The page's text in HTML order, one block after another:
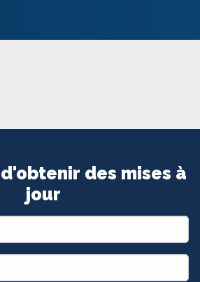
des mises à
jour